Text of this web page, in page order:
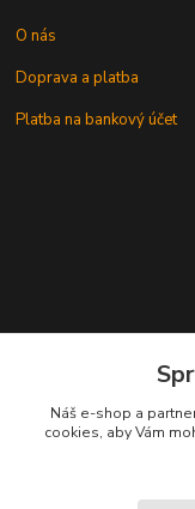
O nás
Doprava a platba
Platba na bankový účet
Náš e-shop a
cookies, aby Vám